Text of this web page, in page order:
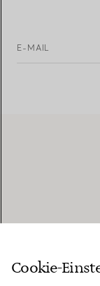
E-MAIL
KUNDENSERVICE
Cookie-